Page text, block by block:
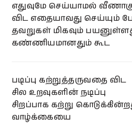
எதுவுமே செய்யாமல்
விட எதையாவது செய்யும்
தவறுகள் மிகவும்
கண்ணியமானதும் கூட
படிப்பு கற்றுத்தருவதை விட
சில உறவுகளின் நடிப்பு
சிறப்பாக கற்று
வாழ்க்கையை